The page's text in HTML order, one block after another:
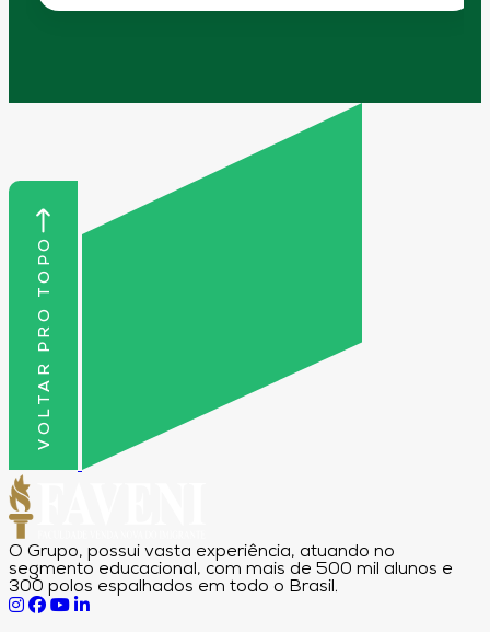
VOLTAR PRO TOPO
O Grupo, possui vasta experiência, atuando no
segmento educacional, com mais de 500 mil alunos e
300 polos espalhados em todo o Brasil.